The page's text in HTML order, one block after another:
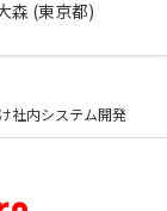
森 (東京都)
社内システム開発